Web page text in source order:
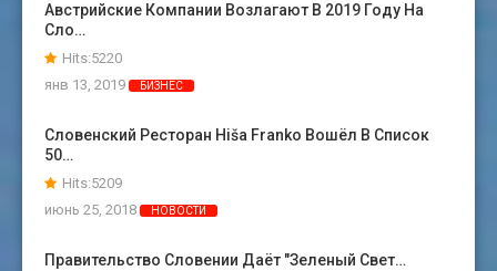
Австрийские Компании Возлагают В 2019 Году На
Сло…
Hits:5220
янв 13, 2019
БИЗНЕС
Словенский Ресторан Hiša Franko Вошёл В Список
50…
Hits:5209
июнь 25, 2018
НОВОСТИ
Правительство Словении Даёт "зеленый Свет…